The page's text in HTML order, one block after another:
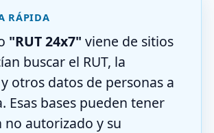
RÁPIDA
"RUT 24x7" viene de sitios
buscar el RUT, la
otros datos de personas a
Esas bases pueden tener
no autorizado y su